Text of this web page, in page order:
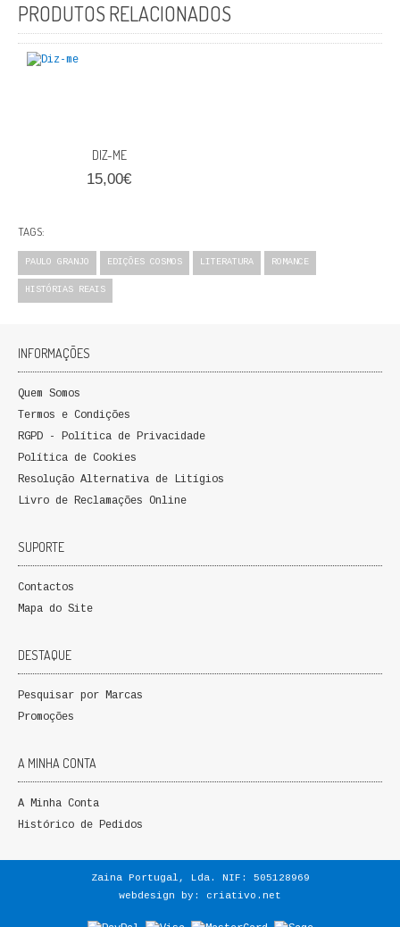
RELAÇÕES INTERNACIONAIS
COLEÇÃO ATENA
PROMOÇÕES
VER CARRINHO
CONTACTOS
PRODUTOS RELACIONADOS
DIZ-ME
15,00€
TAGS:
PAULO GRANJO EDIÇÕES COSMOS LITERATURA ROMANCE
HISTÓRIAS REAIS
INFORMAÇÕES
Quem Somos
Termos e Condições
RGPD - Política de Privacidade
Política de Cookies
Resolução Alternativa de Litígios
Livro de Reclamações Online
SUPORTE
Contactos
Mapa do Site
DESTAQUE
Pesquisar por Marcas
Promoções
A MINHA CONTA
A Minha Conta
Histórico de Pedidos
Zaina Portugal, Lda. NIF: 505128969
webdesign by: criativo.net